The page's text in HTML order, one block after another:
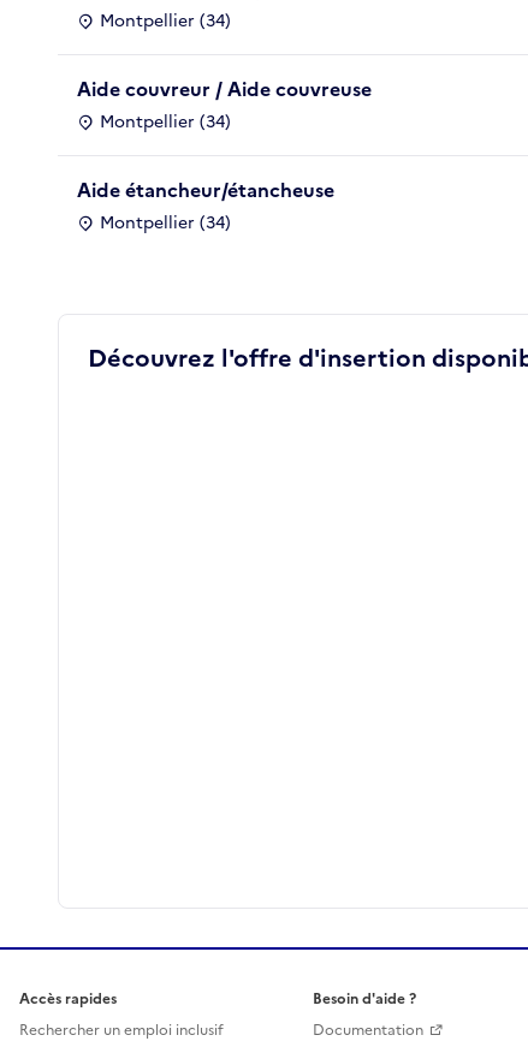
Montpellier (34)
Aide couvreur / Aide couvreuse
Montpellier (34)
Aide étancheur/étancheuse
Montpellier (34)
Découvrez l'offre d'insertion
Accès rapides
Rechercher un emploi inclusif
Besoin d'aide ?
Documentation